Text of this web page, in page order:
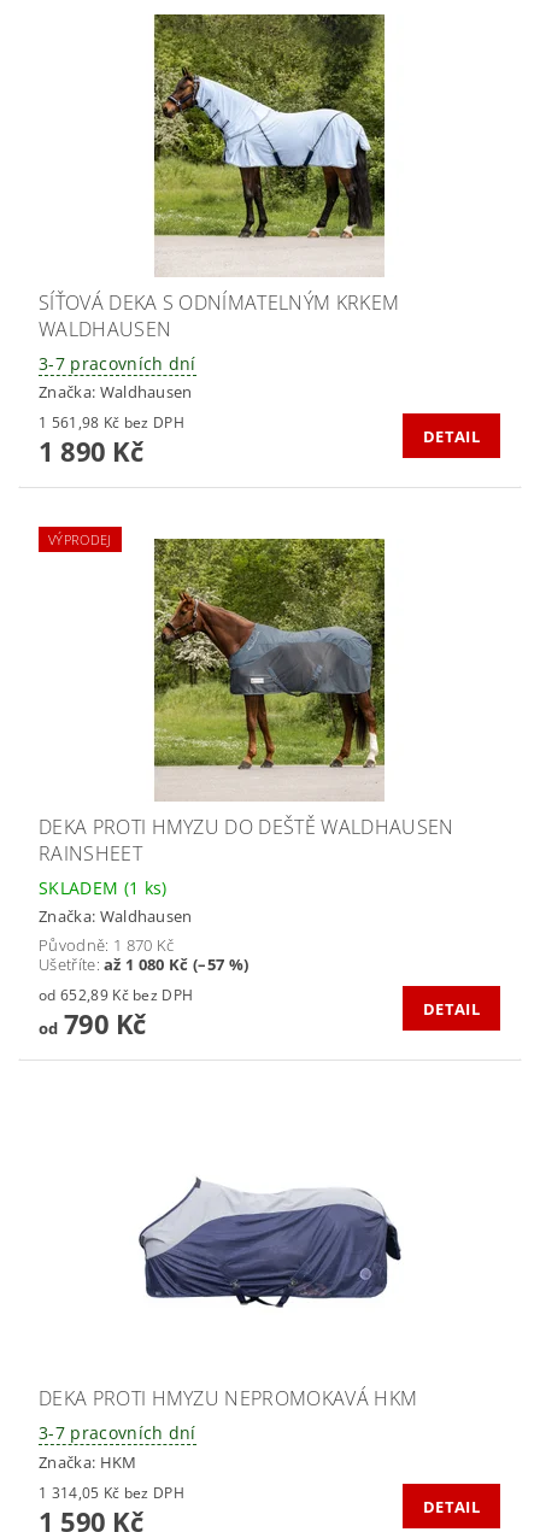
SÍŤOVÁ DEKA S ODNÍMATELNÝM KRKEM
WALDHAUSEN
3-7 pracovních dní
Značka: Waldhausen
1 561,98 Kč bez DPH
1 890 Kč DETAIL
VÝPRODEJ
DEKA PROTI HMYZU DO DEŠTĚ WALDHAUSEN
RAINSHEET
SKLADEM (1 ks)
Značka: Waldhausen
Původně: 1 870 Kč
Ušetříte:až 1 080 Kč (–57 %)
od 652,89 Kč bez DPH
od790 Kč DETAIL
DEKA PROTI HMYZU NEPROMOKAVÁ HKM
3-7 pracovních dní
Značka: HKM
1 314,05 Kč bez DPH
1 590 Kč DETAIL